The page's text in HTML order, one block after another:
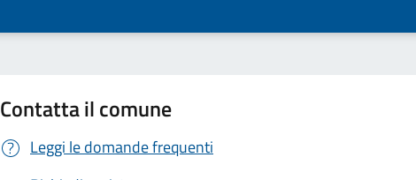
Contatta il comune
Leggi le domande frequenti